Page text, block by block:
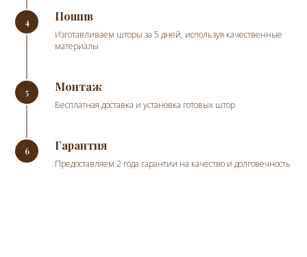
Пошив
Изготавливаем шторы за 5 дней, используя качественные
материалы
Монтаж
Бесплатная доставка и установка готовых штор
Гарантия
Предоставляем 2 года гарантии на качество и долговечность